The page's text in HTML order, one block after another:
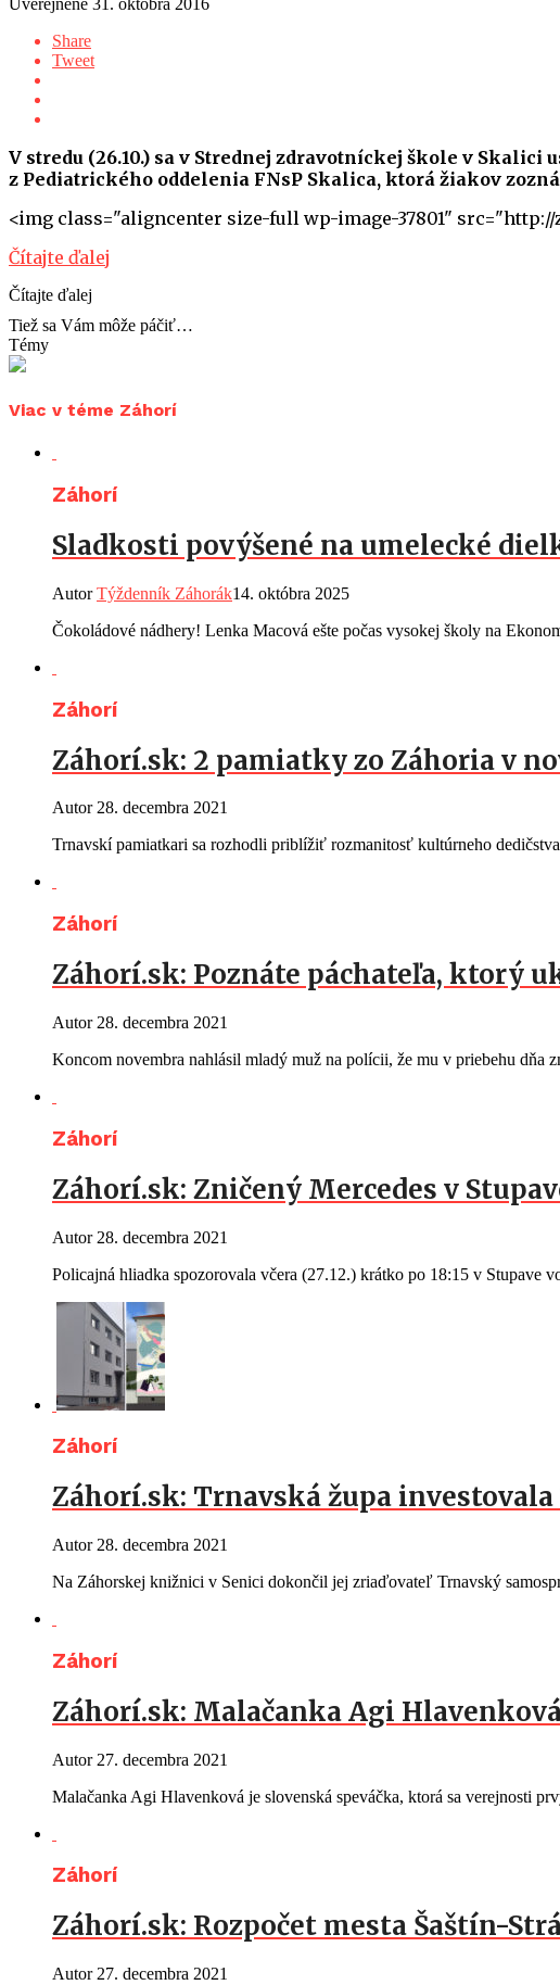
Share
Tweet
V stredu (26.10.) sa v Strednej zdravotníckej škole v
z Pediatrického oddelenia FNsP Skalica, ktorá žiakov
<img class="aligncenter size-full wp-image-37801"
Čítajte ďalej
Čítajte ďalej
Tiež sa Vám môže páčiť…
Témy
Viac v téme Záhorí
Záhorí
Sladkosti povýšené na umelecké
AutorTýždenník Záhorák14. októbra 2025
Čokoládové nádhery! Lenka Macová ešte počas vysokej školy na
Záhorí
Záhorí.sk: 2 pamiatky zo Záhoria v
Autor28. decembra 2021
Trnavskí pamiatkari sa rozhodli priblížiť rozmanitosť kultúrneho
Záhorí
Záhorí.sk: Poznáte páchateľa, ktorý
Autor 28. decembra 2021
Koncom novembra nahlásil mladý muž na polícii, že mu v priebehu dňa
Záhorí
Záhorí.sk: Zničený Mercedes v
Autor 28. decembra 2021
Policajná hliadka spozorovala včera (27.12.) krátko po 18:15 v Stupave
Záhorí
Záhorí.sk: Trnavská župa
Autor 28. decembra 2021
Na Záhorskej knižnici v Senici dokončil jej zriaďovateľ Trnavský
Záhorí
Záhorí.sk: Malačanka Agi
Autor 27. decembra 2021
Malačanka Agi Hlavenková je slovenská speváčka, ktorá sa verejnosti
Záhorí
Záhorí.sk: Rozpočet mesta Šaštín-
Autor 27. decembra 2021